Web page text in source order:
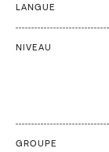
LANGUE
NIVEAU
GROUPE